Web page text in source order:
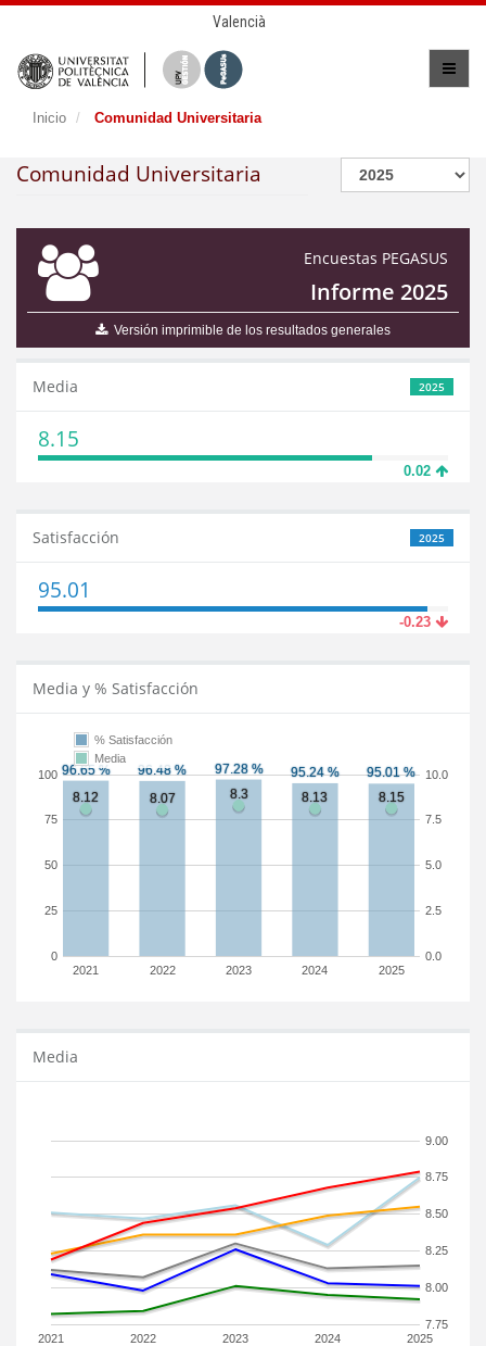
Valencià
Inicio Comunidad Universitaria
Comunidad Universitaria
Encuestas PEGASUS
Informe 2025
Versión imprimible de los resultados generales
2025
Media
8.15
0.02
2025
Satisfacción
95.01
-0.23
Media y % Satisfacción
2021 2022 2023 2024 2025
0
25
50
75
100
0.0
2.5
5.0
7.5
10.0
% Satisfacción
Media
Media
2021 2022 2023 2024 2025
7.75
8.00
8.25
8.50
8.75
9.00